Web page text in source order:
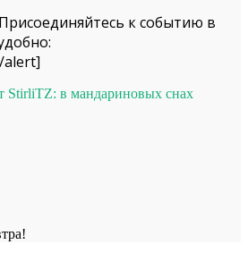
к событию в
alert]
StirliTZ: в мандариновых снах